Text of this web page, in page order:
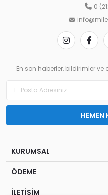
0
En son haberler, bildirimler
HEMEN
KURUMSAL
ÖDEME
İLETİŞİM